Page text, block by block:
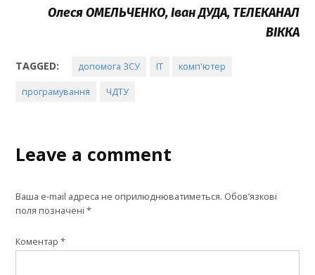
Олеся ОМЕЛЬЧЕНКО, Іван ДУДА, ТЕЛЕКАНАЛ
ВІККА
TAGGED: допомога ЗСУ ІТ комп'ютер
програмування ЧДТУ
Leave a comment
Ваша e-mail адреса не оприлюднюватиметься. Обов’язкові
поля позначені*
Коментар*